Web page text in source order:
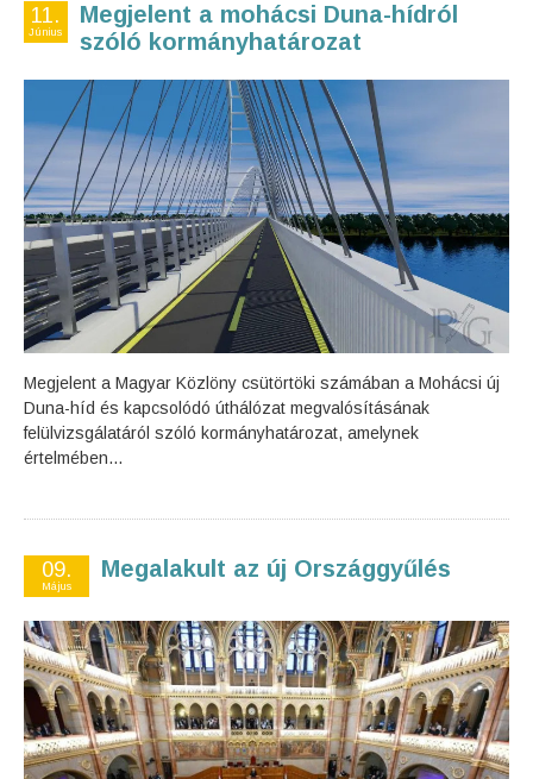
11.
Június
Megjelent a mohácsi Duna-hídról
szóló kormányhatározat
Megjelent a Magyar Közlöny csütörtöki számában a Mohácsi új
Duna-híd és kapcsolódó úthálózat megvalósításának
felülvizsgálatáról szóló kormányhatározat, amelynek
értelmében...
09.
Május
Megalakult az új Országgyűlés